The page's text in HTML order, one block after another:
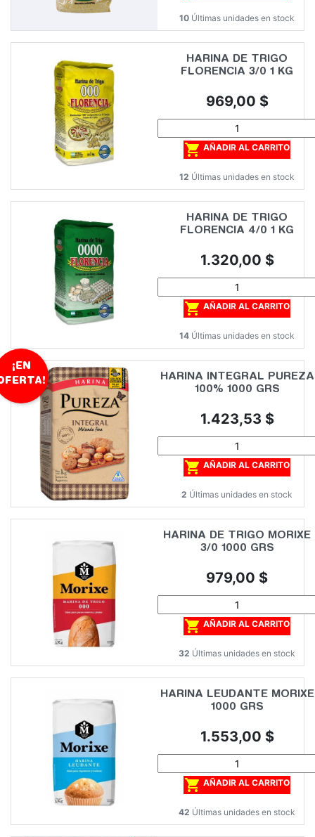
10 Últimas unidades en stock
HARINA DE TRIGO
FLORENCIA 3/0 1 KG
Precio
969,00 $
 AÑADIR AL CARRITO
12 Últimas unidades en stock
HARINA DE TRIGO
FLORENCIA 4/0 1 KG
Precio
1.320,00 $
 AÑADIR AL CARRITO
14 Últimas unidades en stock
HARINA INTEGRAL PUREZA
100% 1000 GRS
Precio
1.423,53 $
 AÑADIR AL CARRITO
2 Últimas unidades en stock
¡EN
HARINA DE TRIGO MORIXE
3/0 1000 GRS
Precio
979,00 $
 AÑADIR AL CARRITO
32 Últimas unidades en stock
HARINA LEUDANTE MORIXE
1000 GRS
Precio
1.553,00 $
 AÑADIR AL CARRITO
42 Últimas unidades en stock